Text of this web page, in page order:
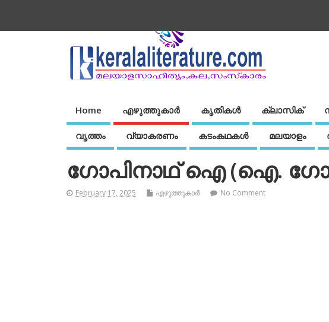
Home എഴുത്തുകാര്‍ കൃതികൾ ക്ലാസിക്
വൃത്തം വ്യാകരണം കടംകഥകള്‍ മലയാളം
ഗോപിനാഥ് ഐ (ഐ.
February 17, 2025 എഴുത്തുകാര്‍ No Comment